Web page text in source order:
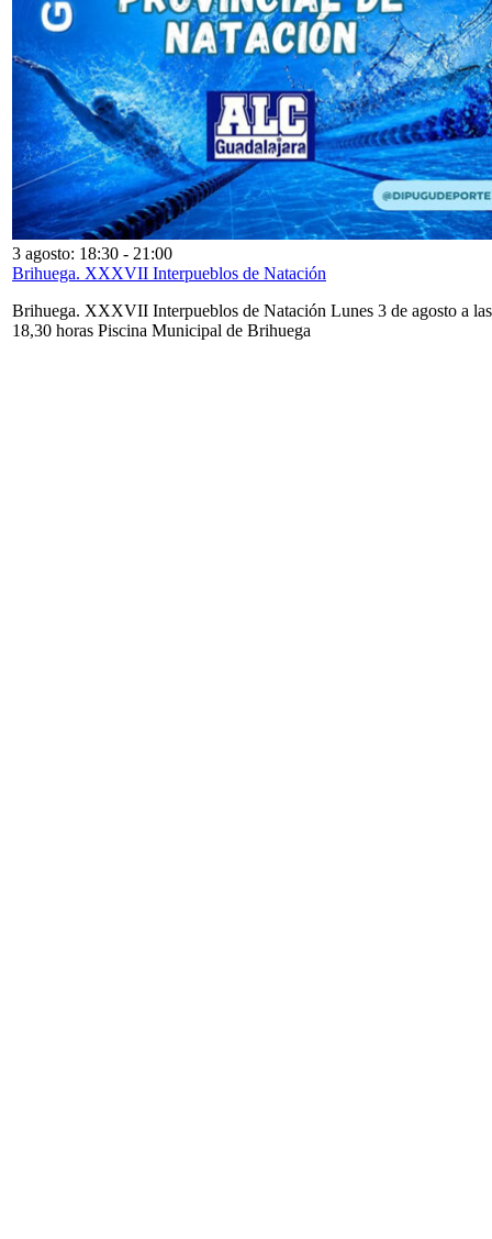
3 agosto: 18:30 - 21:00
Brihuega. XXXVII Interpueblos de Natación
Brihuega. XXXVII Interpueblos de Natación Lunes 3 de agosto a las
18,30 horas Piscina Municipal de Brihuega